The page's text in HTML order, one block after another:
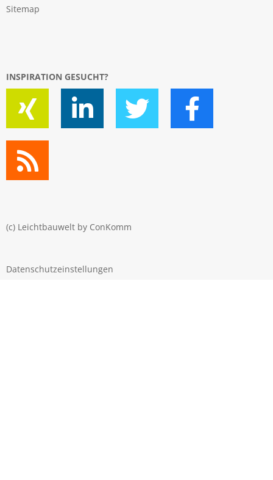
Sitemap
INSPIRATION GESUCHT?
(c) Leichtbauwelt by ConKomm
Datenschutzeinstellungen